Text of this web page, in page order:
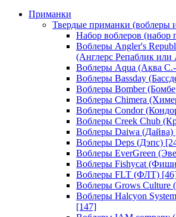
Приманки
Твердые приманки (воблеры
Набор воблеров (набор
Воблеры Angler's
(Англерс Репаблик или
Воблеры Aqua (Аква
Воблеры Bassday
Воблеры Bomber
Воблеры Chimera
Воблеры Condor
Воблеры Creek Chub
Воблеры Daiwa (Дайва)
Воблеры Deps (Дэпс)
Воблеры EverGreen
Воблеры Fishycat
Воблеры FLT (ФЛТ)
Воблеры Grows Culture
Воблеры Halcyon
[147]